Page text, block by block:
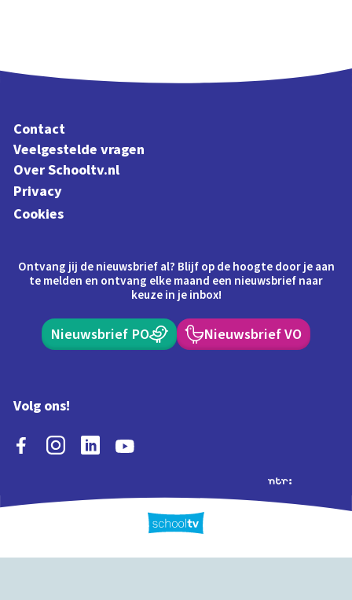
Contact
Veelgestelde vragen
Over Schooltv.nl
Privacy
Cookies
Ontvang jij de nieuwsbrief al? Blijf op de hoogte door je aan
te melden en ontvang elke maand een nieuwsbrief naar
keuze in je inbox!
Nieuwsbrief PO Nieuwsbrief VO
Volg ons!